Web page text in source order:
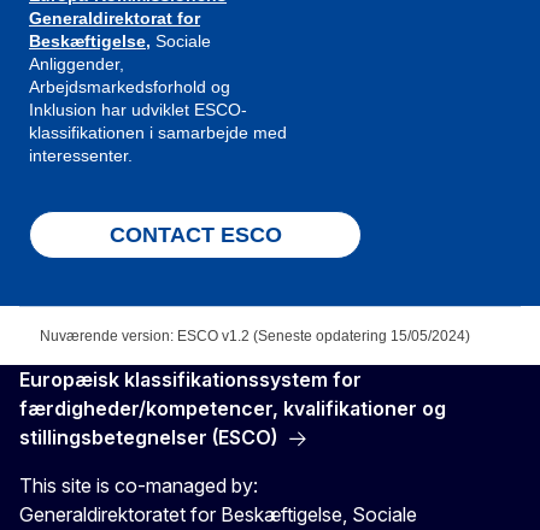
Generaldirektorat for
Beskæftigelse, Sociale
Anliggender,
Arbejdsmarkedsforhold og
Inklusion har udviklet ESCO-
klassifikationen i samarbejde med
interessenter.
CONTACT ESCO
Nuværende version: ESCO v1.2 (Seneste opdatering 15/05/2024)
Europæisk klassifikationssystem for
færdigheder/kompetencer, kvalifikationer og
stillingsbetegnelser (ESCO)
This site is co-managed by:
Generaldirektoratet for Beskæftigelse, Sociale